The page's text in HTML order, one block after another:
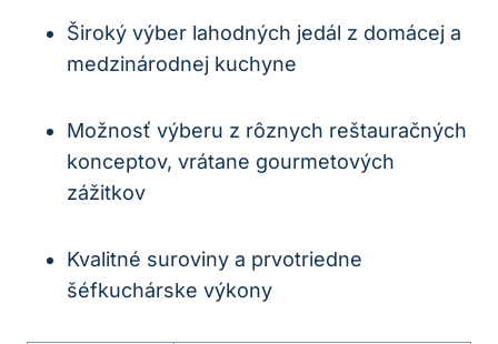
Široký výber lahodných jedál z domácej a
medzinárodnej kuchyne
Možnosť výberu z rôznych reštauračných
konceptov, vrátane gourmetových
zážitkov
Kvalitné suroviny a prvotriedne
šéfkuchárske výkony